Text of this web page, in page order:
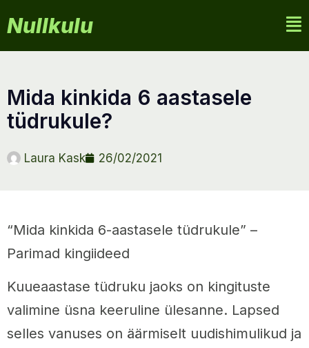
Nullkulu
mida kinkida 6 aastasele
tüdrukule?
Laura Kask 26/02/2021
“Mida kinkida 6-aastasele tüdrukule” –
Parimad kingiideed
Kuueaastase tüdruku jaoks on kingituste
valimine üsna keeruline ülesanne. Lapsed
selles vanuses on äärmiselt uudishimulikud ja